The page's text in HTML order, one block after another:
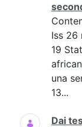
Iss 26
19
una
13...
Dai